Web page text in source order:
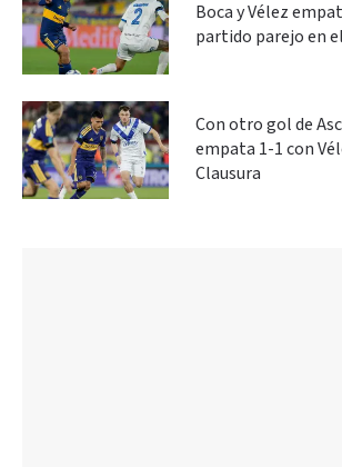
Boca y Vélez
partido parejo en
Con otro gol de
empata 1-1 con
Clausura